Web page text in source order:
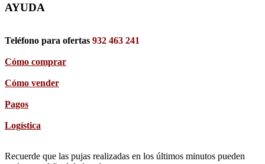
AYUDA
Teléfono para ofertas 932 463 241
Cómo comprar
Cómo vender
Pagos
Logística
Recuerde que las pujas realizadas en los últimos minutos pueden